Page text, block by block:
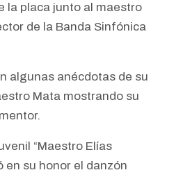
la placa junto al maestro
de la Banda Sinfónica
algunas anécdotas de su
Mata mostrando su
“Maestro Elías
en su honor el danzón